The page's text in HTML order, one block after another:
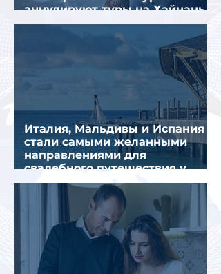
аннулируют туры на Хайнань
из-за тайфуна «Дельфин»
Италия, Мальдивы и Испания
стали самыми желанными
направлениями для
свадебного путешествия у
россиян